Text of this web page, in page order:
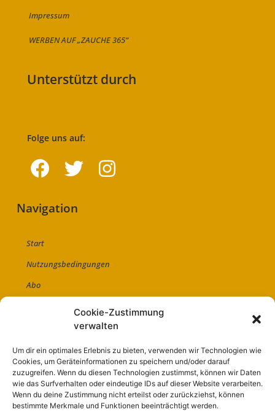
Cookie-Zustimmung
verwalten
Um dir ein optimales Erlebnis zu bieten, verwenden wir Technologien wie
Cookies, um Geräteinformationen zu speichern und/oder darauf
zuzugreifen. Wenn du diesen Technologien zustimmst, können wir Daten
wie das Surfverhalten oder eindeutige IDs auf dieser Website verarbeiten.
Wenn du deine Zustimmung nicht erteilst oder zurückziehst, können
bestimmte Merkmale und Funktionen beeinträchtigt werden.
Impressum
WERBEN AUF „ZAUCHE 365“
Unterstützt durch
Folge uns auf:
Navigation
Start
Nutzungsbedingungen
Abo
Kontakt
Impressum